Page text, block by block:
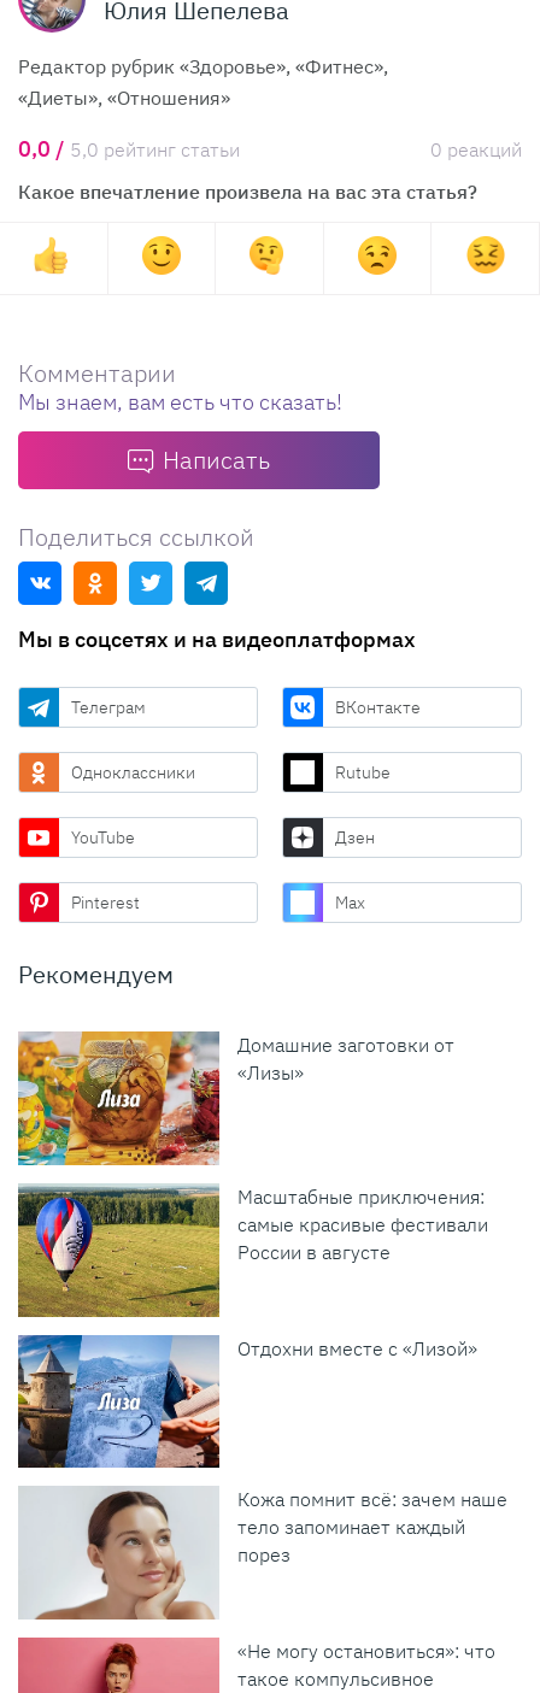
Юлия Шепелева
Редактор рубрик «Здоровье», «Фитнес»,
«Диеты», «Отношения»
0,0 / 5,0 рейтинг статьи
0 реакций
Какое впечатление произвела на вас эта статья?
Комментарии
Мы знаем, вам есть что сказать!
Написать
Поделиться ссылкой
Мы в соцсетях и на видеоплатформах
Телеграм ВКонтакте
Одноклассники Rutube
YouTube Дзен
Pinterest Max
Рекомендуем
Домашние заготовки от
«Лизы»
Масштабные приключения:
самые красивые фестивали
России в августе
Отдохни вместе с «Лизой»
Кожа помнит всё: зачем наше
тело запоминает каждый
порез
«Не могу остановиться»: что
такое компульсивное